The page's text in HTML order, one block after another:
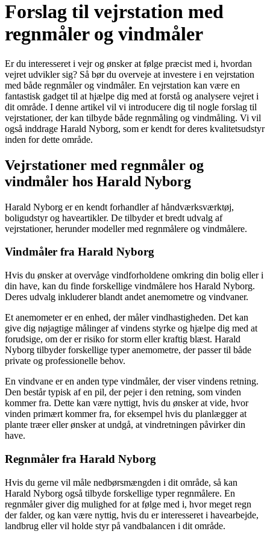
Forslag til vejrstation med
regnmåler og vindmåler
Er du interesseret i vejr og ønsker at følge præcist med i, hvordan
vejret udvikler sig? Så bør du overveje at investere i en vejrstation
med både regnmåler og vindmåler. En vejrstation kan være en
fantastisk gadget til at hjælpe dig med at forstå og analysere vejret i
dit område. I denne artikel vil vi introducere dig til nogle forslag til
vejrstationer, der kan tilbyde både regnmåling og vindmåling. Vi vil
også inddrage Harald Nyborg, som er kendt for deres kvalitetsudstyr
inden for dette område.
Vejrstationer med regnmåler og
vindmåler hos Harald Nyborg
Harald Nyborg er en kendt forhandler af håndværksværktøj,
boligudstyr og haveartikler. De tilbyder et bredt udvalg af
vejrstationer, herunder modeller med regnmålere og vindmålere.
Vindmåler fra Harald Nyborg
Hvis du ønsker at overvåge vindforholdene omkring din bolig eller i
din have, kan du finde forskellige vindmålere hos Harald Nyborg.
Deres udvalg inkluderer blandt andet anemometre og vindvaner.
Et anemometer er en enhed, der måler vindhastigheden. Det kan
give dig nøjagtige målinger af vindens styrke og hjælpe dig med at
forudsige, om der er risiko for storm eller kraftig blæst. Harald
Nyborg tilbyder forskellige typer anemometre, der passer til både
private og professionelle behov.
En vindvane er en anden type vindmåler, der viser vindens retning.
Den består typisk af en pil, der pejer i den retning, som vinden
kommer fra. Dette kan være nyttigt, hvis du ønsker at vide, hvor
vinden primært kommer fra, for eksempel hvis du planlægger at
plante træer eller ønsker at undgå, at vindretningen påvirker din
have.
Regnmåler fra Harald Nyborg
Hvis du gerne vil måle nedbørsmængden i dit område, så kan
Harald Nyborg også tilbyde forskellige typer regnmålere. En
regnmåler giver dig mulighed for at følge med i, hvor meget regn
der falder, og kan være nyttig, hvis du er interesseret i havearbejde,
landbrug eller vil holde styr på vandbalancen i dit område.